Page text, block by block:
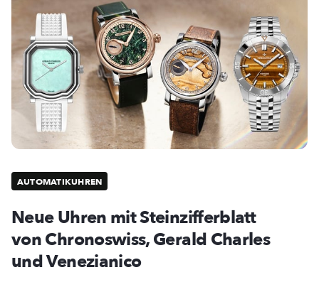
AUTOMATIKUHREN
Neue Uhren mit Steinzifferblatt
von Chronoswiss, Gerald Charles
und Venezianico